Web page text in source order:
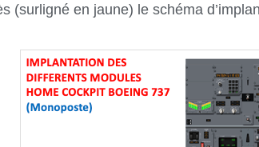
(surligné en jaune) le schéma